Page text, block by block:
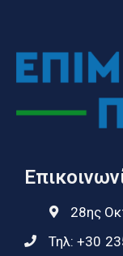
28ης
Τηλ: +30